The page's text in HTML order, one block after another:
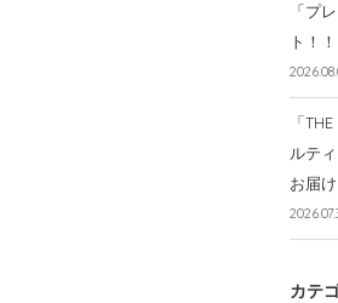
「プ
ト！！
「
ルテ
お届
カテ